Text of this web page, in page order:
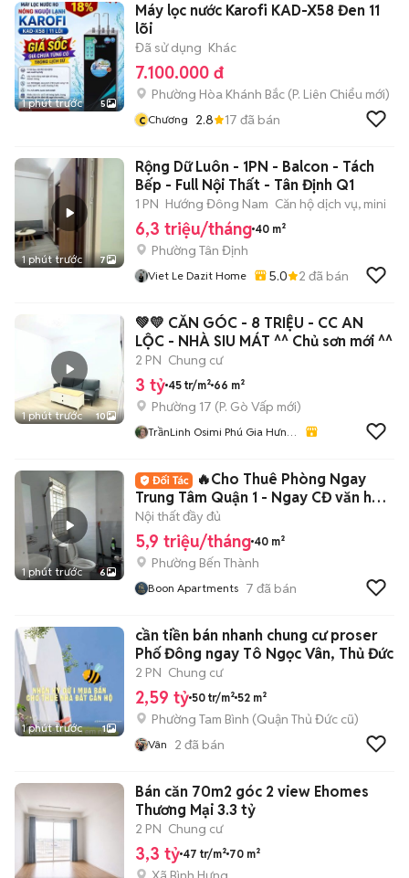
1 phút trước 5
Máy lọc nước Karofi KAD-X58 Đen 11
lõi
Đã sử dụng Khác
7.100.000 đ
Phường Hòa Khánh Bắc (P. Liên Chiểu mới)
c Chương 2.8 17 đã bán
1 phút trước 7
Rộng Dữ Luôn - 1PN - Balcon - Tách
Bếp - Full Nội Thất - Tân Định Q1
1 PN Hướng Đông Nam Căn hộ dịch vụ, mini
6,3 triệu/tháng 40 m²
Phường Tân Định
Viet Le Dazit Home 5.0 2 đã bán
1 phút trước 10
💚💛 CĂN GÓC - 8 TRIỆU - CC AN
LỘC - NHÀ SIU MÁT ^^ Chủ sơn mới ^^
2 PN Chung cư
3 tỷ 45 tr/m² 66 m²
Phường 17 (P. Gò Vấp mới)
TrầnLinh Osimi Phú Gia Hưng
1 phút trước 6
🔥Cho Thuê Phòng Ngay
Trung Tâm Quận 1 - Ngay CĐ văn hoá
nghệ Thuật
Nội thất đầy đủ
5,9 triệu/tháng 40 m²
Phường Bến Thành
Boon Apartments 7 đã bán
1 phút trước 1
cần tiền bán nhanh chung cư proser
Phố Đông ngay Tô Ngọc Vân, Thủ Đức
2 PN Chung cư
2,59 tỷ 50 tr/m² 52 m²
Phường Tam Bình (Quận Thủ Đức cũ)
Vân 2 đã bán
Bán căn 70m2 góc 2 view Ehomes
Thương Mại 3.3 tỷ
2 PN Chung cư
3,3 tỷ 47 tr/m² 70 m²